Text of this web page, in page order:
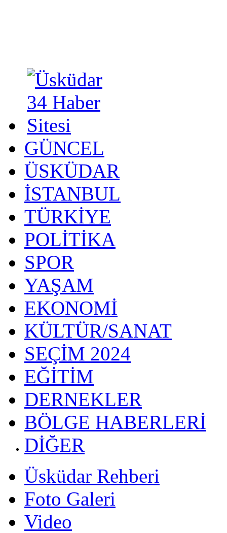
GÜNCEL
ÜSKÜDAR
İSTANBUL
TÜRKİYE
POLİTİKA
SPOR
YAŞAM
EKONOMİ
KÜLTÜR/SANAT
SEÇİM 2024
EĞİTİM
DERNEKLER
BÖLGE HABERLERİ
DİĞER
Üsküdar Rehberi
Foto Galeri
Video